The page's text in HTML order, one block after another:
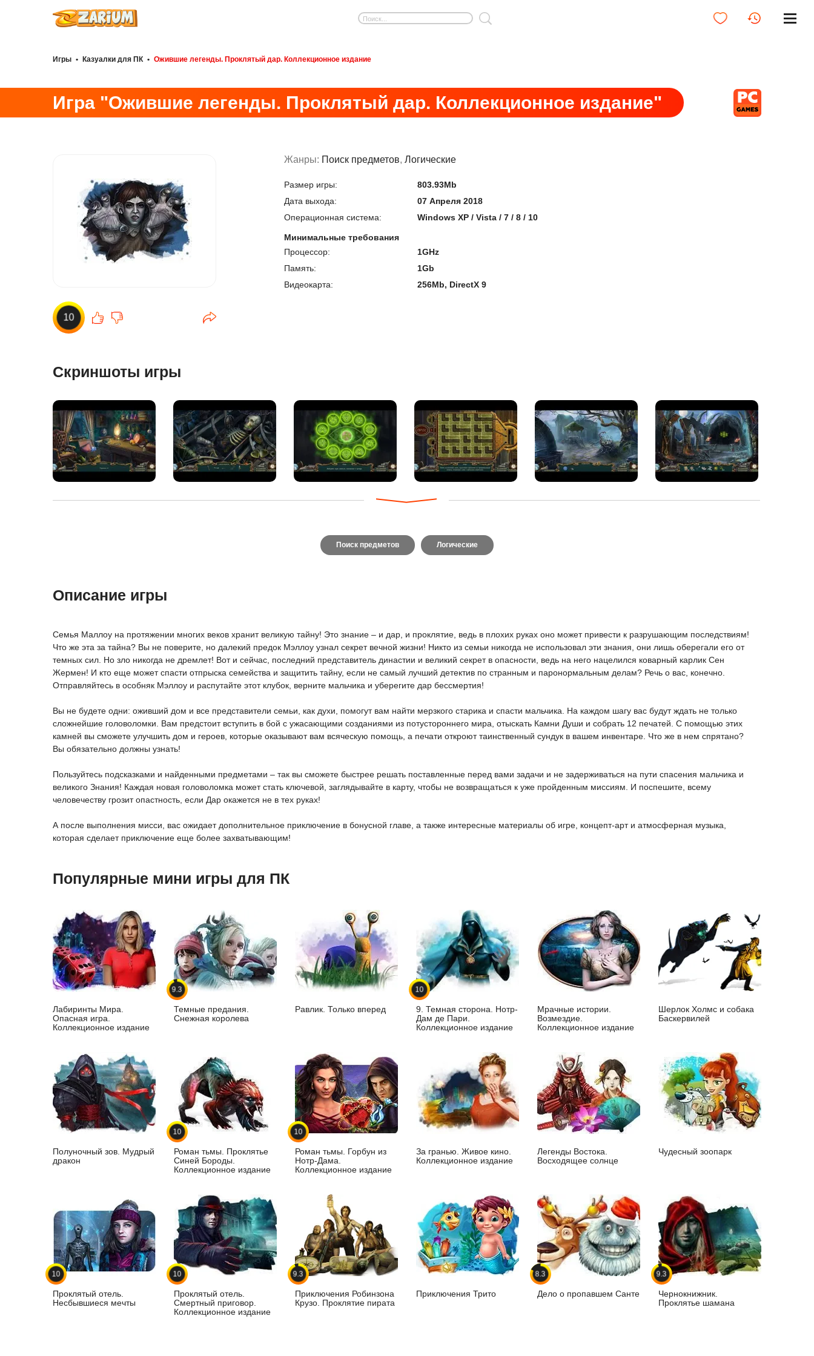
Игры • Казуалки для ПК • Ожившие легенды. Проклятый дар. Коллекционное издание
Игра "Ожившие легенды. Проклятый дар. Коллекционное издание"
Жанры: Поиск предметов, Логические
Размер игры:
803.93Mb
Дата выхода:
07 Апреля 2018
Операционная система:
Windows XP / Vista / 7 / 8 / 10
Минимальные требования
Процессор:
1GHz
Память:
1Gb
Видеокарта:
256Mb, DirectX 9
10
Скриншоты игры
Поиск предметов Логические
Описание игры
Семья Маллоу на протяжении многих веков хранит великую тайну! Это знание – и дар, и проклятие, ведь в плохих руках оно может привести к разрушающим последствиям!
Что же эта за тайна? Вы не поверите, но далекий предок Мэллоу узнал секрет вечной жизни! Никто из семьи никогда не использовал эти знания, они лишь оберегали его от
темных сил. Но зло никогда не дремлет! Вот и сейчас, последний представитель династии и великий секрет в опасности, ведь на него нацелился коварный карлик Сен
Жермен! И кто еще может спасти отпрыска семейства и защитить тайну, если не самый лучший детектив по странным и паронормальным делам? Речь о вас, конечно.
Отправляйтесь в особняк Мэллоу и распутайте этот клубок, верните мальчика и уберегите дар бессмертия!
Вы не будете одни: оживший дом и все представители семьи, как духи, помогут вам найти мерзкого старика и спасти мальчика. На каждом шагу вас будут ждать не только
сложнейшие головоломки. Вам предстоит вступить в бой с ужасающими созданиями из потустороннего мира, отыскать Камни Души и собрать 12 печатей. С помощью этих
камней вы сможете улучшить дом и героев, которые оказывают вам всяческую помощь, а печати откроют таинственный сундук в вашем инвентаре. Что же в нем спрятано?
Вы обязательно должны узнать!
Пользуйтесь подсказками и найденными предметами – так вы сможете быстрее решать поставленные перед вами задачи и не задерживаться на пути спасения мальчика и
великого Знания! Каждая новая головоломка может стать ключевой, заглядывайте в карту, чтобы не возвращаться к уже пройденным миссиям. И поспешите, всему
человечеству грозит опастность, если Дар окажется не в тех руках!
А после выполнения мисси, вас ожидает дополнительное приключение в бонусной главе, а также интересные материалы об игре, концепт-арт и атмосферная музыка,
которая сделает приключение еще более захватывающим!
Популярные мини игры для ПК
Лабиринты Мира.
Опасная игра.
Коллекционное издание
9.3
Темные предания.
Снежная королева
Равлик. Только вперед
10
9. Темная сторона. Нотр-
Дам де Пари.
Коллекционное издание
Мрачные истории.
Возмездие.
Коллекционное издание
Шерлок Холмс и собака
Баскервилей
Полуночный зов. Мудрый
дракон
10
Роман тьмы. Проклятье
Синей Бороды.
Коллекционное издание
10
Роман тьмы. Горбун из
Нотр-Дама.
Коллекционное издание
За гранью. Живое кино.
Коллекционное издание
Легенды Востока.
Восходящее солнце
Чудесный зоопарк
10
Проклятый отель.
Несбывшиеся мечты
10
Проклятый отель.
Смертный приговор.
Коллекционное издание
9.3
Приключения Робинзона
Крузо. Проклятие пирата
Приключения Трито
8.3
Дело о пропавшем Санте
9.3
Чернокнижник.
Проклятье шамана